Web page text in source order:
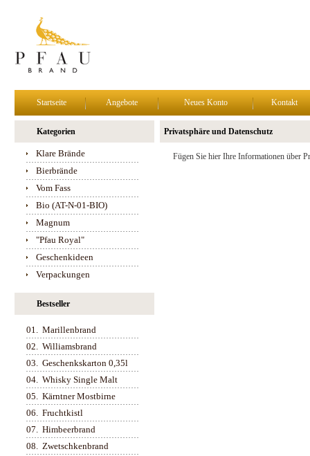
Startseite Angebote Neues Konto Kontakt
Kategorien
Klare Brände
Bierbrände
Vom Fass
Bio (AT-N-01-BIO)
Magnum
"Pfau Royal"
Geschenkideen
Verpackungen
Bestseller
01. Marillenbrand
02. Williamsbrand
03. Geschenkskarton 0,35l
04. Whisky Single Malt
05. Kärntner Mostbirne
06. Fruchtkistl
07. Himbeerbrand
08. Zwetschkenbrand
Privatsphäre und Datenschutz
Fügen Sie hier Ihre Informationen über